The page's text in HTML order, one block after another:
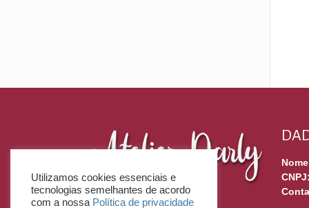
Utilizamos cookies essenciais e
tecnologias semelhantes de acordo
com a nossa Política de privacidade